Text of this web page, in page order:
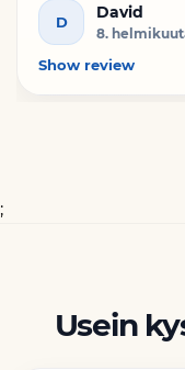
D
David
8.
Show review
;
Usein